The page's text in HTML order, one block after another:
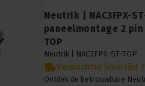
Neutrik | NAC3FPX-
paneelmontage 2
TOP
Neutrik | NAC3FPX-ST-TOP
Verwachtte levertijd
Ontdek de betrouwbare